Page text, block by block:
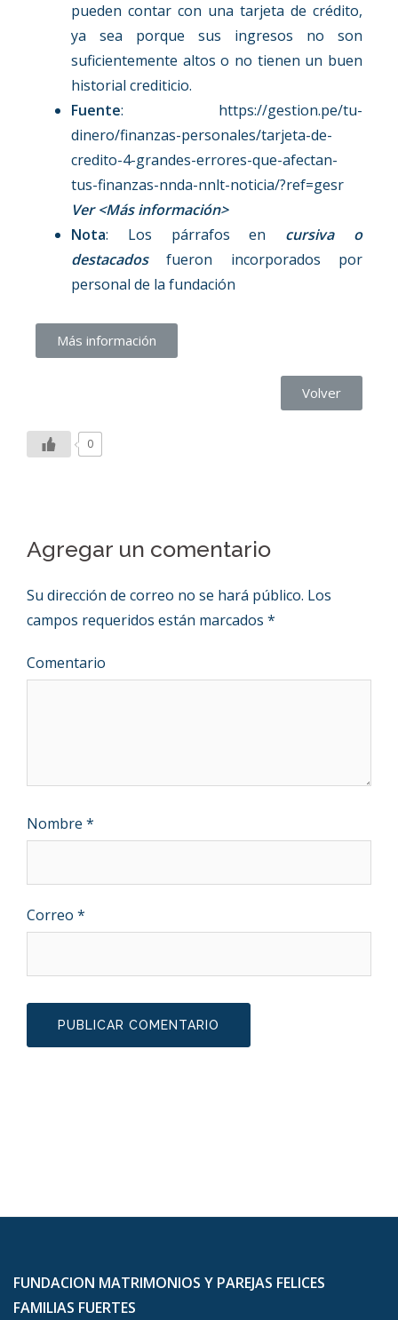
pueden contar con una tarjeta de crédito,
ya sea porque sus ingresos no son
suficientemente altos o no tienen un buen
historial crediticio.
Fuente: https://gestion.pe/tu-
dinero/finanzas-personales/tarjeta-de-
credito-4-grandes-errores-que-afectan-
tus-finanzas-nnda-nnlt-noticia/?ref=gesr
Ver <Más información>
Nota: Los párrafos en cursiva o
destacadosfueron incorporados por
personal de la fundación
Más información
Volver
0
Agregar un comentario
Su dirección de correo no se hará público. Los
campos requeridos están marcados *
Comentario
Nombre *
Correo *
FUNDACION MATRIMONIOS Y PAREJAS FELICES
FAMILIAS FUERTES